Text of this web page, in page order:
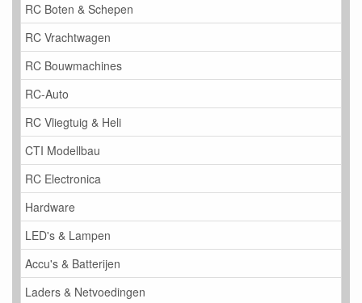
RC Boten & Schepen
RC Vrachtwagen
RC Bouwmachines
RC-Auto
RC Vliegtuig & Heli
CTI Modellbau
RC Electronica
Hardware
LED's & Lampen
Accu's & Batterijen
Laders & Netvoedingen